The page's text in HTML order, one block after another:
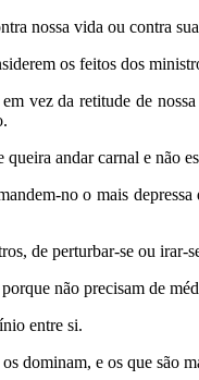
nossa vida ou contra
os feitos dos
vez da retitude de
andar carnal e
no o mais
de perturbar-se ou
não precisam de
entre si.
dominam, e os que são